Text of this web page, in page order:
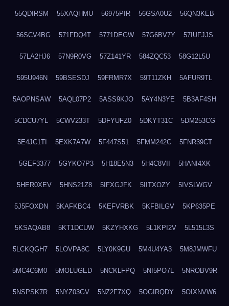
55QDIRSM 55XAQHMU 56975PIR 56GSA0U2 56QN3KEB
56SCV4BG 571FDQ4T 5771DEGW 57G6BV7Y 57IUFJJS
57LA2HJ6 57N9R0VG 57Z141YR 584ZQC53 58G12L5U
595U946N 59BSESDJ 59FRMR7X 59T11ZKH 5AFUR9TL
5AOPNSAW 5AQL07P2 5ASS9KJO 5AY4N3YE 5B3AF4SH
5CDCU7YL 5CWV233T 5DFYUFZ0 5DKYT31C 5DM253CG
5E4JC1TI 5EXK7A7W 5F447S51 5FMM242C 5FNR39CT
5GEF3377 5GYKO7P3 5H18E5N3 5H4C8VII 5HANI4XK
5HER0XEV 5HNS21Z8 5IFXGJFK 5IITXOZY 5IVSLWGV
5J5FOXDN 5KAFKBC4 5KEFVRBK 5KFBILGV 5KP635PE
5KSAQAB8 5KT1DCUW 5KZYHXKG 5L1KPI2V 5L515L3S
5LCKQGH7 5LOVPA8C 5LY0K9GU 5M4U4YA3 5M8JMWFU
5MC4C6M0 5MOLUGED 5NCKLFPQ 5NI5PO7L 5NROBV9R
5NSPSK7R 5NYZ03GV 5NZ2F7XQ 5OGIRQDY 5OIXNVW6